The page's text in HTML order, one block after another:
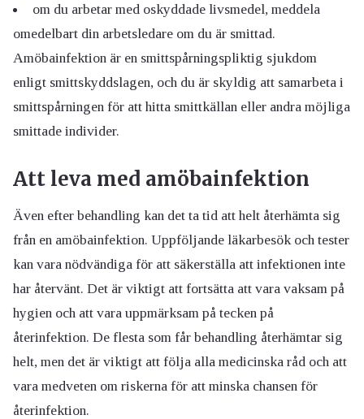
om du arbetar med oskyddade livsmedel, meddela
omedelbart din arbetsledare om du är smittad.
Amöbainfektion är en smittspårningspliktig sjukdom
enligt smittskyddslagen, och du är skyldig att samarbeta i
smittspårningen för att hitta smittkällan eller andra möjliga
smittade individer.
Att leva med amöbainfektion
Även efter behandling kan det ta tid att helt återhämta sig
från en amöbainfektion. Uppföljande läkarbesök och tester
kan vara nödvändiga för att säkerställa att infektionen inte
har återvänt. Det är viktigt att fortsätta att vara vaksam på
hygien och att vara uppmärksam på tecken på
återinfektion. De flesta som får behandling återhämtar sig
helt, men det är viktigt att följa alla medicinska råd och att
vara medveten om riskerna för att minska chansen för
återinfektion.